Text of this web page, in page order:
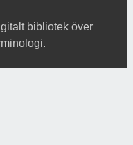
bibliotek över